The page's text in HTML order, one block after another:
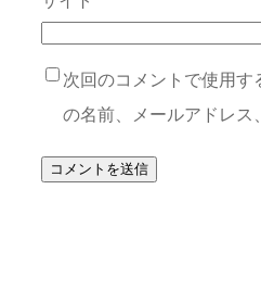
次回のコメントで使用す
の名前、メールアドレス